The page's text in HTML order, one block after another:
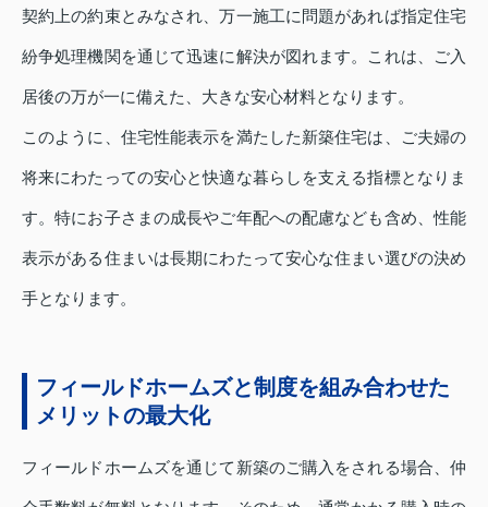
契約上の約束とみなされ、万一施工に問題があれば指定住宅
紛争処理機関を通じて迅速に解決が図れます。これは、ご入
居後の万が一に備えた、大きな安心材料となります。
このように、住宅性能表示を満たした新築住宅は、ご夫婦の
将来にわたっての安心と快適な暮らしを支える指標となりま
す。特にお子さまの成長やご年配への配慮なども含め、性能
表示がある住まいは長期にわたって安心な住まい選びの決め
手となります。
フィールドホームズと制度を組み合わせた
メリットの最大化
フィールドホームズを通じて新築のご購入をされる場合、仲